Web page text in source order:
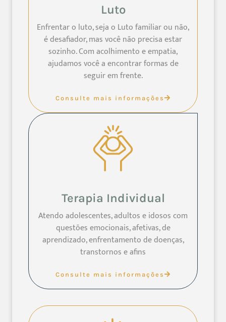
Luto
Enfrentar o luto, seja o Luto familiar ou não,
é desafiador, mas você não precisa estar
sozinho. Com acolhimento e empatia,
ajudamos você a encontrar formas de
seguir em frente.
Consulte mais informações
Terapia Individual
Atendo adolescentes, adultos e idosos com
questões emocionais, afetivas, de
aprendizado, enfrentamento de doenças,
transtornos e afins
Consulte mais informações